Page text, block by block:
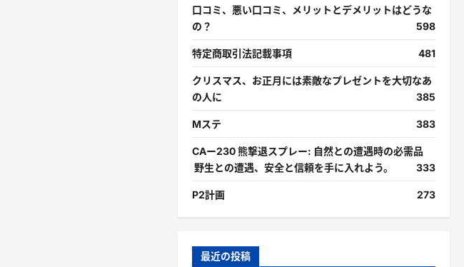
口コミ、悪い口コミ、メリットとデメリットはどうな
の？
598
特定商取引法記載事項 481
クリスマス、お正月には素敵なプレゼントを大切なあ
の人に
385
Mステ 383
CAー230 熊撃退スプレー: 自然との遭遇時の必需品
野生との遭遇、安全と信頼を手に入れよう。
333
P2計画 273
最近の投稿